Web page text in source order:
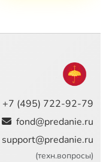
+7 (495) 722-92-79
fond@predanie.ru
support@predanie.ru
(техн.вопросы)